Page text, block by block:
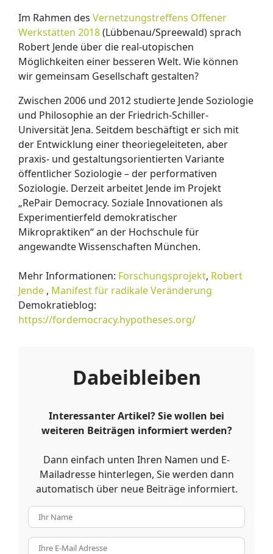
Im Rahmen des Vernetzungstreffens Offener
Werkstätten 2018(Lübbenau/Spreewald) sprach
Robert Jende über die real-utopischen
Möglichkeiten einer besseren Welt. Wie können
wir gemeinsam Gesellschaft gestalten?
Zwischen 2006 und 2012 studierte Jende Soziologie
und Philosophie an der Friedrich-Schiller-
Universität Jena. Seitdem beschäftigt er sich mit
der Entwicklung einer theoriegeleiteten, aber
praxis- und gestaltungsorientierten Variante
öffentlicher Soziologie – der performativen
Soziologie. Derzeit arbeitet Jende im Projekt
„RePair Democracy. Soziale Innovationen als
Experimentierfeld demokratischer
Mikropraktiken“ an der Hochschule für
angewandte Wissenschaften München.
Mehr Informationen: Forschungsprojekt, Robert
Jende , Manifest für radikale Veränderung
Demokratieblog:
https://fordemocracy.hypotheses.org/
Dabeibleiben
Interessanter Artikel? Sie wollen bei
weiteren Beiträgen informiert werden?
Dann einfach unten Ihren Namen und E-
Mailadresse hinterlegen, Sie werden dann
automatisch über neue Beiträge informiert.